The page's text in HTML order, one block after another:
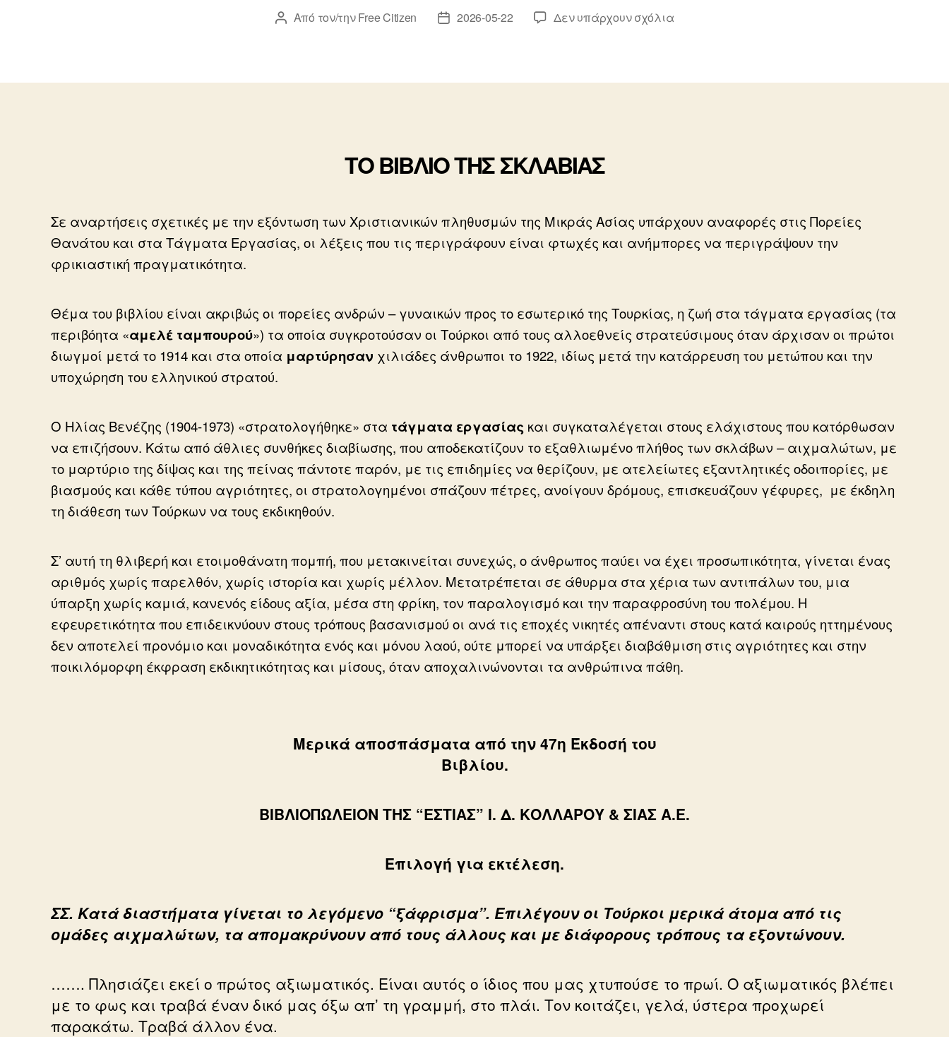
Συντάκτης
Από τον/τηνFree Citizen
Ημ.2026-05-22 Δεν υπάρχουν σχόλιαστο
ΤΟ ΒΙΒΛΙΟ ΤΗΣ ΣΚΛΑΒΙΑΣ
Σε αναρτήσεις σχετικές με την εξόντωση των Χριστιανικών πληθυσμών της Μικράς Ασίας υπάρχουν αναφορές στις Πορείες
Θανάτου και στα Τάγματα Εργασίας, οι λέξεις που τις περιγράφουν είναι φτωχές και ανήμπορες να περιγράψουν την
φρικιαστική πραγματικότητα.
Θέμα του βιβλίου είναι ακριβώς οι πορείες ανδρών – γυναικών προς το εσωτερικό της Τουρκίας, η ζωή στα τάγματα εργασίας (τα
περιβόητα «αμελέ ταμπουρού») τα οποία συγκροτούσαν οι Τούρκοι από τους αλλοεθνείς στρατεύσιμους όταν άρχισαν οι πρώτοι
διωγμοί μετά το 1914 και στα οποία μαρτύρησαν χιλιάδες άνθρωποι το 1922, ιδίως μετά την κατάρρευση του μετώπου και την
υποχώρηση του ελληνικού στρατού.
Ο Ηλίας Βενέζης (1904-1973) «στρατολογήθηκε» στα τάγματα εργασίας και συγκαταλέγεται στους ελάχιστους που κατόρθωσαν
να επιζήσουν. Κάτω από άθλιες συνθήκες διαβίωσης, που αποδεκατίζουν το εξαθλιωμένο πλήθος των σκλάβων – αιχμαλώτων, με
το μαρτύριο της δίψας και της πείνας πάντοτε παρόν, με τις επιδημίες να θερίζουν, με ατελείωτες εξαντλητικές οδοιπορίες, με
βιασμούς και κάθε τύπου αγριότητες, οι στρατολογημένοι σπάζουν πέτρες, ανοίγουν δρόμους, επισκευάζουν γέφυρες, με έκδηλη
τη διάθεση των Τούρκων να τους εκδικηθούν.
Σ’ αυτή τη θλιβερή και ετοιμοθάνατη πομπή, που μετακινείται συνεχώς, ο άνθρωπος παύει να έχει προσωπικότητα, γίνεται ένας
αριθμός χωρίς παρελθόν, χωρίς ιστορία και χωρίς μέλλον. Μετατρέπεται σε άθυρμα στα χέρια των αντιπάλων του, μια
ύπαρξη χωρίς καμιά, κανενός είδους αξία, μέσα στη φρίκη, τον παραλογισμό και την παραφροσύνη του πολέμου. Η
εφευρετικότητα που επιδεικνύουν στους τρόπους βασανισμού οι ανά τις εποχές νικητές απέναντι στους κατά καιρούς ηττημένους
δεν αποτελεί προνόμιο και μοναδικότητα ενός και μόνου λαού, ούτε μπορεί να υπάρξει διαβάθμιση στις αγριότητες και στην
ποικιλόμορφη έκφραση εκδικητικότητας και μίσους, όταν αποχαλινώνονται τα ανθρώπινα πάθη.
Μερικά αποσπάσματα από την 47η Έκδοσή του
Βιβλίου.
ΒΙΒΛΙΟΠΩΛΕΙΟΝ ΤΗΣ “ΕΣΤΙΑΣ” Ι. Δ. ΚΟΛΛΑΡΟΥ & ΣΙΑΣ Α.Ε.
Επιλογή για εκτέλεση.
ΣΣ. Κατά διαστήματα γίνεται το λεγόμενο “ξάφρισμα”. Επιλέγουν οι Τούρκοι μερικά άτομα από τις
ομάδες αιχμαλώτων, τα απομακρύνουν από τους άλλους και με διάφορους τρόπους τα εξοντώνουν.
……. Πλησιάζει εκεί ο πρώτος αξιωματικός. Είναι αυτός ο ίδιος που μας χτυπούσε το πρωί. Ο αξιωματικός βλέπει
με το φως και τραβά έναν δικό μας όξω απ’ τη γραμμή, στο πλάι. Τον κοιτάζει, γελά, ύστερα προχωρεί
παρακάτω. Τραβά άλλον ένα.